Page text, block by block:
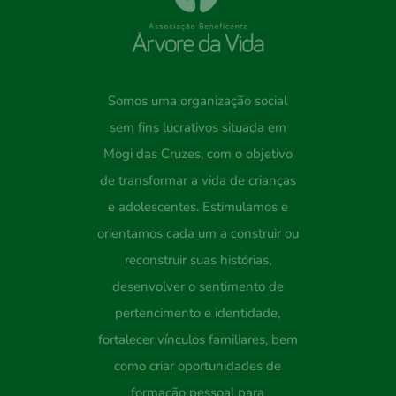
Somos uma organização social
sem fins lucrativos situada em
Mogi das Cruzes, com o objetivo
de transformar a vida de crianças
e adolescentes. Estimulamos e
orientamos cada um a construir ou
reconstruir suas histórias,
desenvolver o sentimento de
pertencimento e identidade,
fortalecer vínculos familiares, bem
como criar oportunidades de
formação pessoal para